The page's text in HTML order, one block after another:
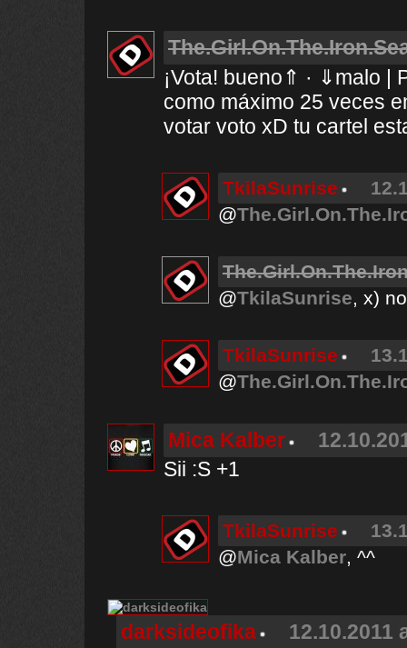
¡Vota! bueno⇑ · ⇓malo |
como máximo 25 veces
votar voto xD tu cartel
TkilaSunrise
@
@TkilaSunrise, x)
TkilaSunrise
@
Mica Kalber
Sii :S +1
TkilaSunrise
@Mica Kalber, ^^
darksideofika
12.10.2011